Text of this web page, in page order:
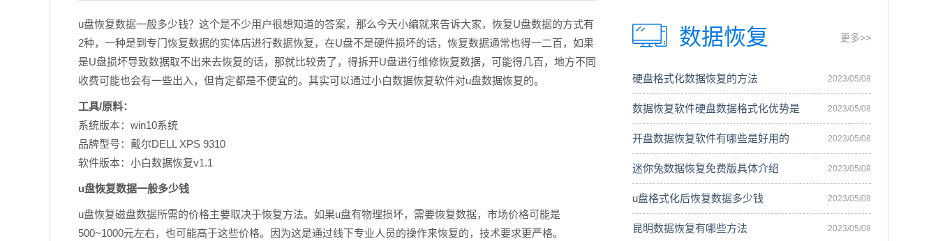
u盘恢复数据一般多少钱？ 这个是不少用户很想知道的答案，那么今天小编就来告诉大家，恢复U盘数据的方式有
2种，一种是到专门恢复数据的实体店进行数据恢复，在U盘不是硬件损坏的话，恢复数据通常也得一二百，如果
是U盘损坏导致数据取不出来去恢复的话，那就比较贵了，得拆开U盘进行维修恢复数据，可能得几百，地方不同
收费可能也会有一些出入，但肯定都是不便宜的。其实可以通过小白数据恢复软件对u盘数据恢复的。
工具/原料：
系统版本：win10系统
品牌型号：戴尔DELL XPS 9310
软件版本：小白数据恢复v1.1
u盘恢复数据一般多少钱
u盘恢复磁盘数据所需的价格主要取决于恢复方法。如果u盘有物理损坏，需要恢复数据，市场价格可能是
500~1000元左右，也可能高于这些价格。因为这是通过线下专业人员的操作来恢复的，技术要求更严格。
数据恢复 更多>>
硬盘格式化数据恢复的方法 2023/05/08
数据恢复软件硬盘数据格式化优势是 2023/05/08
开盘数据恢复软件有哪些是好用的 2023/05/08
迷你兔数据恢复免费版具体介绍 2023/05/08
u盘格式化后恢复数据多少钱 2023/05/08
昆明数据恢复有哪些方法 2023/05/08